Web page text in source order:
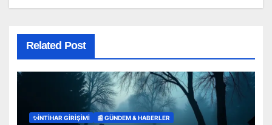
Related Post
✨İNTIHAR GIRIŞIMI 📰 GÜNDEM & HABERLER